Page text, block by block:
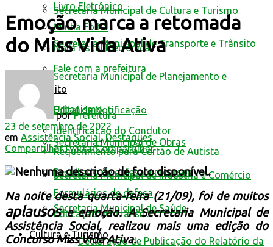
Livro Eletrônico
Minha Folha
Nota Fiscal Eletrônica
Fale com a prefeitura
Trânsito
Edital de Notificação
Identificacao do Condutor
Requerimento para Cartão de Autista
Resultado de defesa e recursos
Formulários de defesa
Educação no Trânsito
Cultura e Turismo
Secretaria Municipal de Cultura e Turismo
Secretaria Municipal de Transporte e Trânsito
Secretaria Municipal de Planejamento e
Urbanismo
Secretaria Municipal de Obras
Secretaria Municipal de Indústria e Comércio
Secretaria Municipal de Saúde
Declaração de Publicação do Relatório da
Emoção marca a retomada
do Miss Vida Ativa
por Prefeitura
23 de setembro de 2022
em Assistência Social,Destaques
CompartilharTwittarCompartilhar
Na noite desta quarta-feira (21/09), foi de muitos
aplausose emoção. A Secretaria Municipal de
Assistência Social, realizou mais uma edição do
Concurso Miss Vida Ativa.